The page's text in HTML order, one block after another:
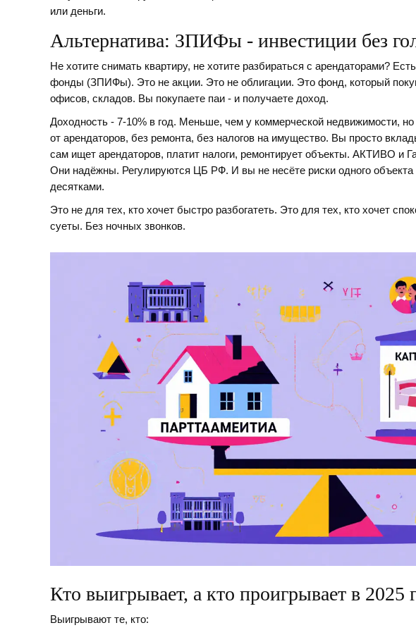
или деньги.
Альтернатива: ЗПИФы - инвестиции без
Не хотите снимать квартиру, не хотите разбираться с арендаторами?
фонды (ЗПИФы). Это не акции. Это не облигации. Это фонд, который
офисов, складов. Вы покупаете паи - и получаете доход.
Доходность - 7-10% в год. Меньше, чем у коммерческой недвижимости, но
от арендаторов, без ремонта, без налогов на имущество. Вы просто
сам ищет арендаторов, платит налоги, ремонтирует объекты. АКТИВО и
Они надёжны. Регулируются ЦБ РФ. И вы не несёте риски одного
десятками.
Это не для тех, кто хочет быстро разбогатеть. Это для тех, кто хочет
суеты. Без ночных звонков.
Кто выигрывает, а кто проигрывает в 2025
Выигрывают те, кто: